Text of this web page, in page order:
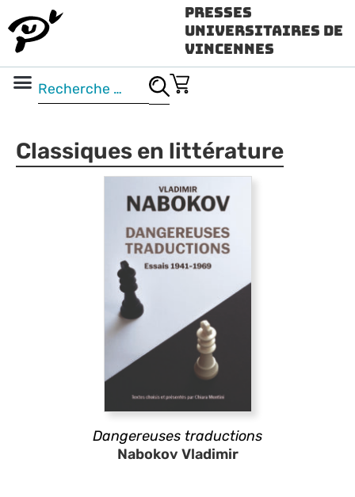
Presses
Universitaires de
Vincennes
Classiques en littérature
Dangereuses traductions
Nabokov Vladimir